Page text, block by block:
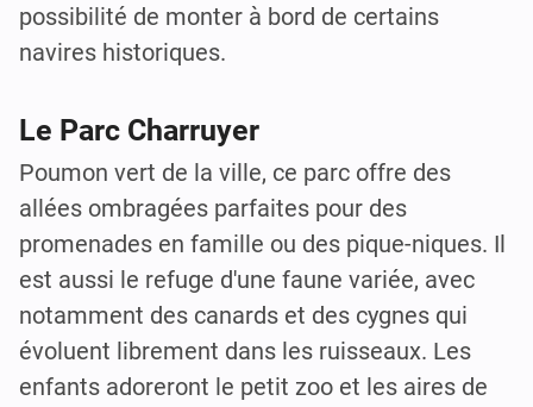
possibilité de monter à bord de certains
navires historiques.
Le Parc Charruyer
Poumon vert de la ville, ce parc offre des
allées ombragées parfaites pour des
promenades en famille ou des pique-niques. Il
est aussi le refuge d'une faune variée, avec
notamment des canards et des cygnes qui
évoluent librement dans les ruisseaux. Les
enfants adoreront le petit zoo et les aires de